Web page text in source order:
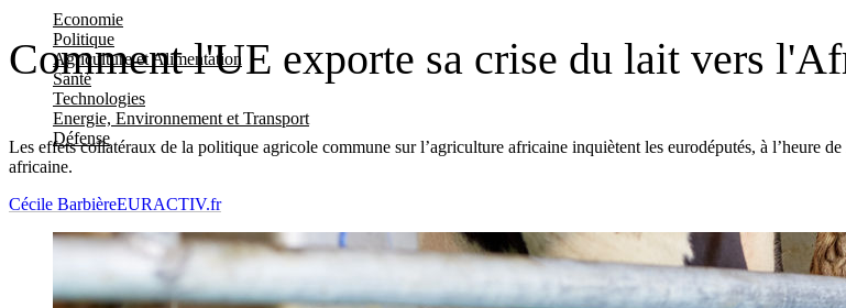
Economie
Politique
Agriculture et Alimentation
Santé
Technologies
Energie, Environnement et Transport
Défense
Comment l'UE exporte sa crise du lait vers
Les effets collatéraux de la politique agricole commune sur l’agriculture africaine inquiètent les eurodéputés, à l’heure
africaine.
Cécile BarbièreEURACTIV.fr